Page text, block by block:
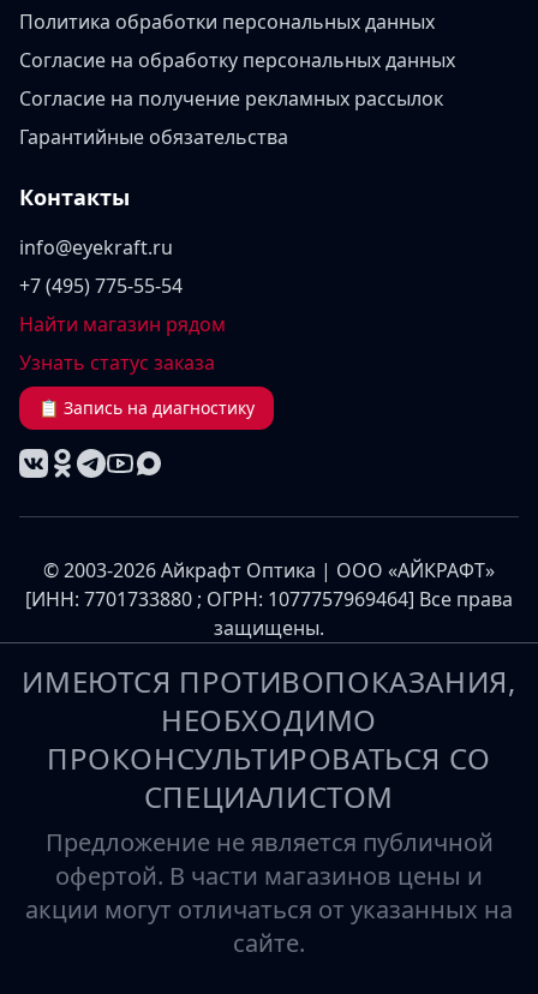
Политика обработки персональных данных
Согласие на обработку персональных данных
Согласие на получение рекламных рассылок
Гарантийные обязательства
Контакты
info@eyekraft.ru
+7 (495) 775-55-54
Найти магазин рядом
Узнать статус заказа
📋 Запись на диагностику
© 2003-2026 Айкрафт Оптика | ООО «АЙКРАФТ»
[ИНН: 7701733880 ; ОГРН: 1077757969464] Все права
защищены.
ИМЕЮТСЯ ПРОТИВОПОКАЗАНИЯ,
НЕОБХОДИМО
ПРОКОНСУЛЬТИРОВАТЬСЯ СО
СПЕЦИАЛИСТОМ
Предложение не является публичной
офертой. В части магазинов цены и
акции могут отличаться от указанных на
сайте.